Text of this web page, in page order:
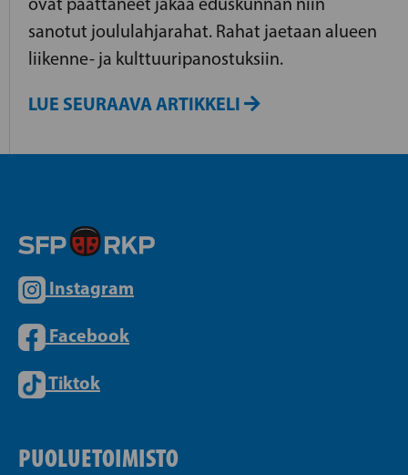
sanotut joululahjarahat. Rahat jaetaan alueen
liikenne- ja kulttuuripanostuksiin.
LUE SEURAAVA ARTIKKELI
Instagram
Facebook
Tiktok
PUOLUETOIMISTO